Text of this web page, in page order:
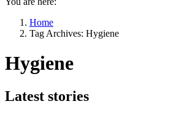
Home
Tag Archives: Hygiene
Hygiene
Latest stories